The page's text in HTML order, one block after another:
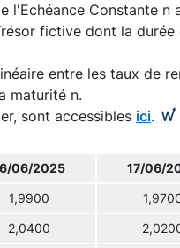
l'Echéance Constante
fictive dont la
entre les taux de
maturité n.
sont accessibles ici.
06/2025 17/06/
1,9900
2,0400